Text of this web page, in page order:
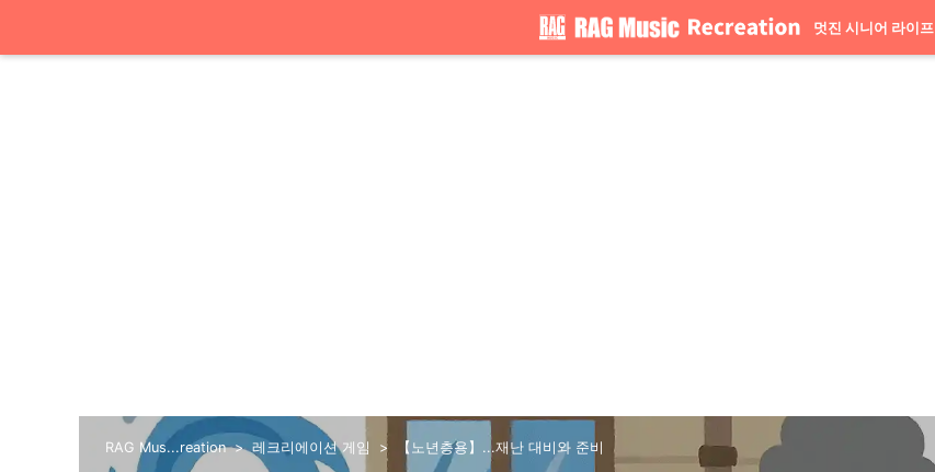
멋진 시니어 라이프
RAG Mus...reation 레크리에이션 게임 【노년층용】...재난 대비와 준비